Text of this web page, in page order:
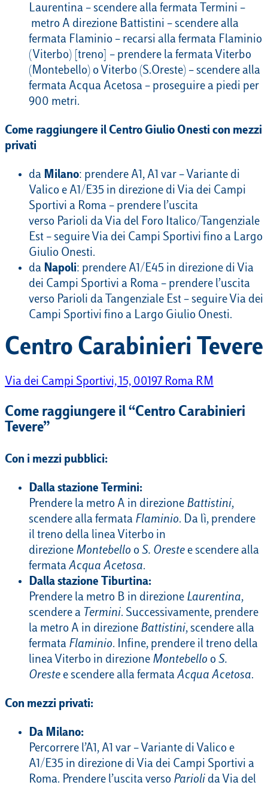
Laurentina – scendere alla fermata Termini –
metro A direzione Battistini – scendere alla
fermata Flaminio – recarsi alla fermata Flaminio
(Viterbo) [treno] – prendere la fermata Viterbo
(Montebello) o Viterbo (S.Oreste) – scendere alla
fermata Acqua Acetosa – proseguire a piedi per
900 metri.
Come raggiungere il Centro Giulio Onesti con mezzi
privati
da Milano: prendere A1, A1 var – Variante di
Valico e A1/E35 in direzione di Via dei Campi
Sportivi a Roma – prendere l’uscita
verso Parioli da Via del Foro Italico/Tangenziale
Est – seguire Via dei Campi Sportivi fino a Largo
Giulio Onesti.
da Napoli: prendere A1/E45 in direzione di Via
dei Campi Sportivi a Roma – prendere l’uscita
verso Parioli da Tangenziale Est – seguire Via dei
Campi Sportivi fino a Largo Giulio Onesti.
Centro Carabinieri Tevere
Via dei Campi Sportivi, 15, 00197 Roma RM
Come raggiungere il “Centro Carabinieri
Tevere”
Con i mezzi pubblici:
Dalla stazione Termini:
Prendere la metro A in direzione Battistini,
scendere alla fermata Flaminio. Da lì, prendere
il treno della linea Viterbo in
direzione Montebello o S. Oreste e scendere alla
fermata Acqua Acetosa.
Dalla stazione Tiburtina:
Prendere la metro B in direzione Laurentina,
scendere a Termini. Successivamente, prendere
la metro A in direzione Battistini, scendere alla
fermata Flaminio. Infine, prendere il treno della
linea Viterbo in direzione Montebello o S.
Oreste e scendere alla fermata Acqua Acetosa.
Con mezzi privati:
Da Milano:
Percorrere l’A1, A1 var – Variante di Valico e
A1/E35 in direzione di Via dei Campi Sportivi a
Roma. Prendere l’uscita verso Parioli da Via del